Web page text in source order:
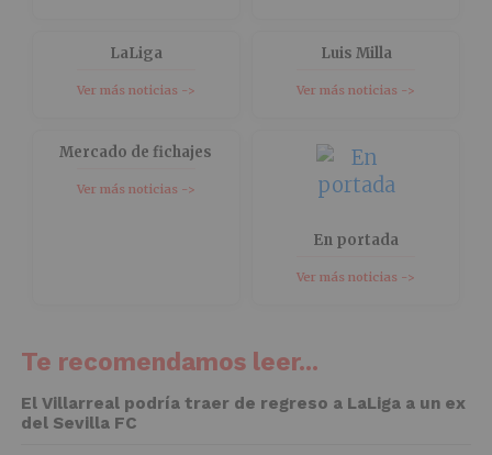
LaLiga
Ver más noticias ->
Luis Milla
Ver más noticias ->
Mercado de fichajes
Ver más noticias ->
En portada
Ver más noticias ->
Te recomendamos leer...
El Villarreal podría traer de regreso a LaLiga a un ex
del Sevilla FC